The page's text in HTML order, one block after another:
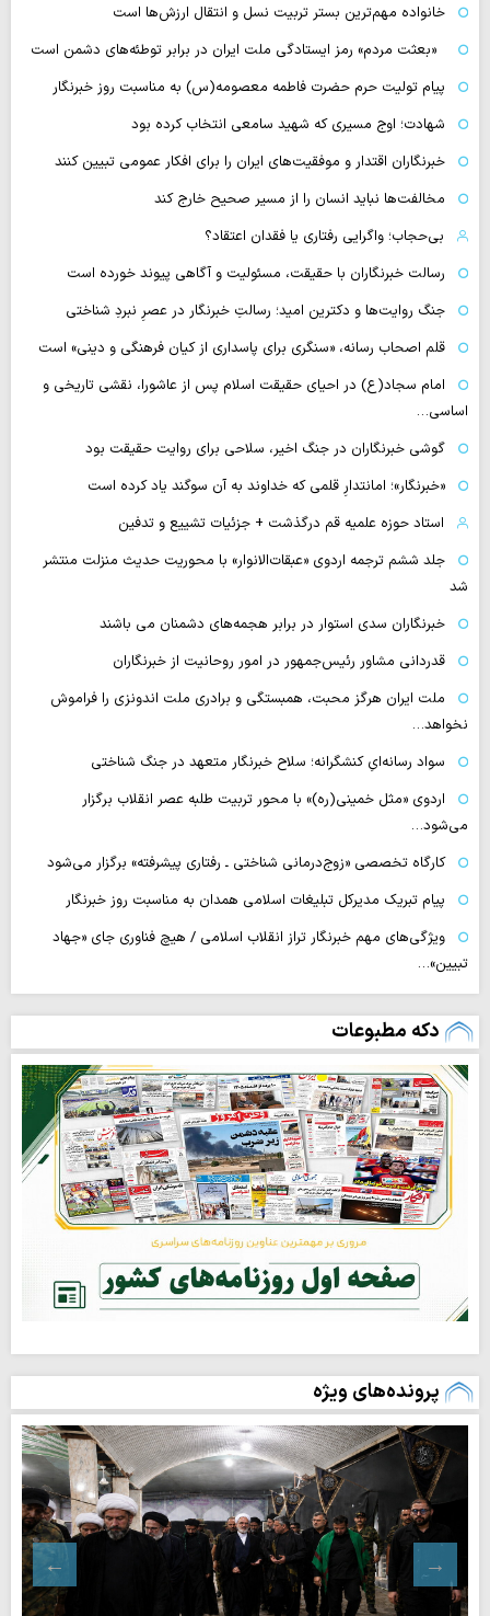
خانواده مهم‌ترین بستر تربیت نسل و انتقال ارزش‌ها است
«بعثت مردم» رمز ایستادگی ملت ایران در برابر توطئه‌های دشمن است
پیام تولیت حرم حضرت فاطمه معصومه(س) به مناسبت روز خبرنگار
شهادت؛ اوج مسیری که شهید سامعی انتخاب کرده بود
خبرنگاران اقتدار و موفقیت‌های ایران را برای افکار عمومی تبیین کنند
مخالفت‌ها نباید انسان را از مسیر صحیح خارج کند
بی‌حجاب؛ واگرایی رفتاری یا فقدان اعتقاد؟
رسالت خبرنگاران با حقیقت، مسئولیت و آگاهی پیوند خورده است
جنگ روایت‌ها و دکترین امید؛ رسالتِ خبرنگار در عصرِ نبردِ شناختی
قلم اصحاب رسانه، «سنگری برای پاسداری از کیان فرهنگی و دینی» است
امام سجاد(ع) در احیای حقیقت اسلام پس از عاشورا، نقشی تاریخی و
اساسی…
گوشی خبرنگاران در جنگ اخیر، سلاحی برای روایت حقیقت بود
«خبرنگار»؛ امانتدارِ قلمی که خداوند به آن سوگند یاد کرده است
استاد حوزه علمیه قم درگذشت + جزئیات تشییع و تدفین
جلد ششم ترجمه اردوی «عبقات‌الانوار» با محوریت حدیث منزلت منتشر
شد
خبرنگاران سدی استوار در برابر هجمه‌های دشمنان می باشند
قدردانی مشاور رئیس‌جمهور در امور روحانیت از خبرنگاران
ملت ایران هرگز محبت، همبستگی و برادری ملت اندونزی را فراموش
نخواهد…
سواد رسانه‌ایِ کنشگرانه؛ سلاح خبرنگار متعهد در جنگ شناختی
اردوی «مثل خمینی(ره)» با محور تربیت طلبه عصر انقلاب برگزار
می‌شود…
کارگاه تخصصی «زوج‌درمانی شناختی ـ رفتاری پیشرفته» برگزار می‌شود
پیام تبریک مدیرکل تبلیغات اسلامی همدان به مناسبت روز خبرنگار
ویژگی‌های مهم خبرنگار تراز انقلاب اسلامی / هیچ فناوری‌ جای «جهاد
تبیین»…
دکه مطبوعات
پرونده‌های ویژه